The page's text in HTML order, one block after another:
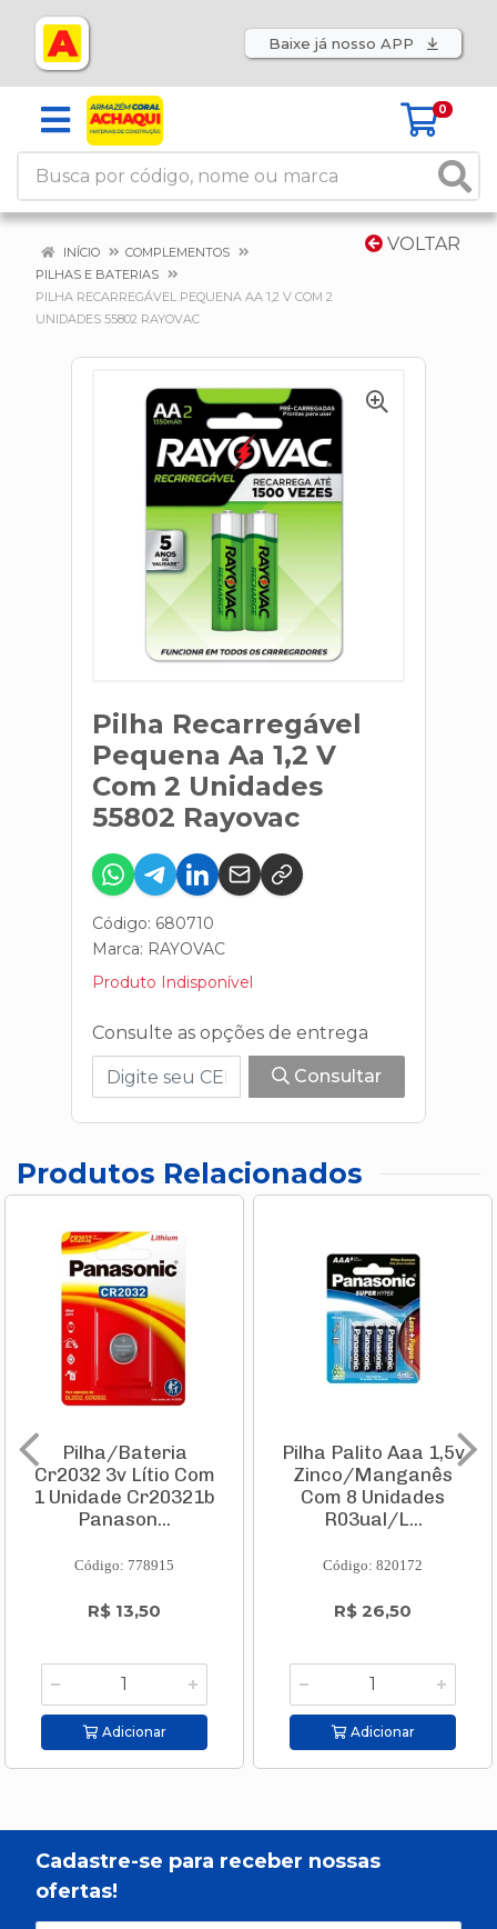
Baixe já nosso APP
0
VOLTAR
INÍCIO
COMPLEMENTOS
PILHAS E BATERIAS
PILHA RECARREGÁVEL PEQUENA AA 1,2 V COM 2
UNIDADES 55802 RAYOVAC
Pilha Recarregável
Pequena Aa 1,2 V
Com 2 Unidades
55802 Rayovac
Código: 680710
Marca: RAYOVAC
Produto Indisponível
Consulte as opções de entrega
Consultar
Produtos Relacionados
Pilha/Bateria
Cr2032 3v Lítio Com
1 Unidade Cr20321b
Panason...
Código: 778915
R$ 13,50
Adicionar
Pilha Palito Aaa 1,5v
Zinco/Manganês
Com 8 Unidades
R03ual/L...
Código: 820172
R$ 26,50
Adicionar
Cadastre-se para receber nossas
ofertas!